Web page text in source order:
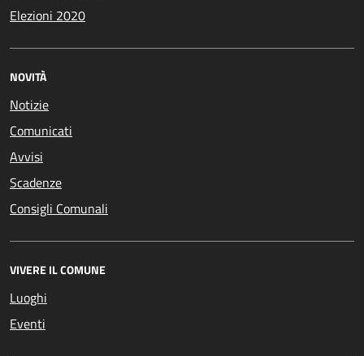
Elezioni 2020
NOVITÀ
Notizie
Comunicati
Avvisi
Scadenze
Consigli Comunali
VIVERE IL COMUNE
Luoghi
Eventi